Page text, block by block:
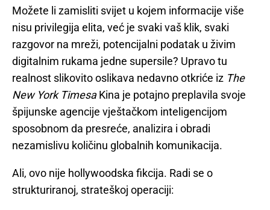
Možete li zamisliti svijet u kojem informacije više
nisu privilegija elita, već je svaki vaš klik, svaki
razgovor na mreži, potencijalni podatak u živim
digitalnim rukama jedne supersile? Upravo tu
realnost slikovito oslikava nedavno otkriće iz The
New York TimesaKina je potajno preplavila svoje
špijunske agencije vještačkom inteligencijom
sposobnom da presreće, analizira i obradi
nezamislivu količinu globalnih komunikacija.
Ali, ovo nije hollywoodska fikcija. Radi se o
strukturiranoj, strateškoj operaciji: